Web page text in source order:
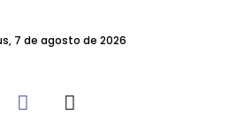
7 de agosto de 2026